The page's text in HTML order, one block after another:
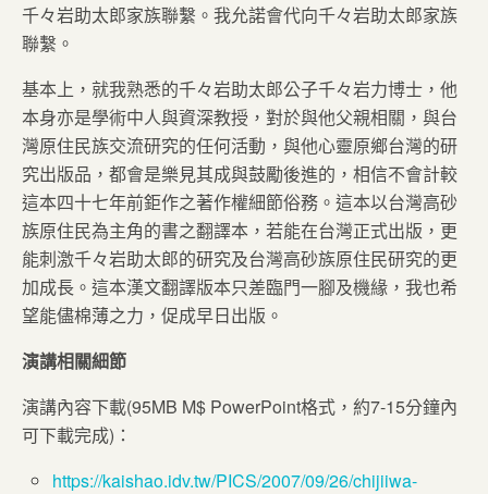
千々岩助太郎家族聯繫。我允諾會代向千々岩助太郎家族
聯繫。
基本上，就我熟悉的千々岩助太郎公子千々岩力博士，他
本身亦是學術中人與資深教授，對於與他父親相關，與台
灣原住民族交流研究的任何活動，與他心靈原鄉台灣的研
究出版品，都會是樂見其成與鼓勵後進的，相信不會計較
這本四十七年前鉅作之著作權細節俗務。這本以台灣高砂
族原住民為主角的書之翻譯本，若能在台灣正式出版，更
能刺激千々岩助太郎的研究及台灣高砂族原住民研究的更
加成長。這本漢文翻譯版本只差臨門一腳及機緣，我也希
望能儘棉薄之力，促成早日出版。
演講相關細節
演講內容下載(95MB M$ PowerPoint格式，約7-15分鐘內
可下載完成)：
https://kaishao.idv.tw/PICS/2007/09/26/chijiiwa-